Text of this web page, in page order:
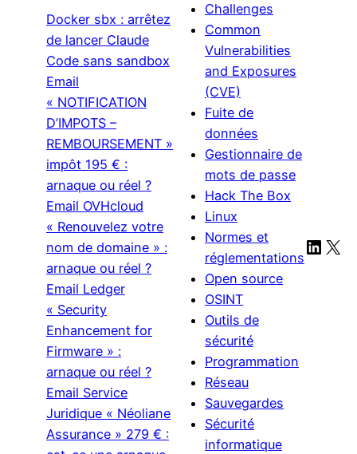
Docker sbx : arrêtez
de lancer Claude
Code sans sandbox
Email
« NOTIFICATION
D’IMPOTS –
REMBOURSEMENT »
impôt 195 € :
arnaque ou réel ?
Email OVHcloud
« Renouvelez votre
nom de domaine » :
arnaque ou réel ?
Email Ledger
« Security
Enhancement for
Firmware » :
arnaque ou réel ?
Email Service
Juridique « Néoliane
Assurance » 279 € :
Challenges
Common
Vulnerabilities
and Exposures
(CVE)
Fuite de
données
Gestionnaire de
mots de passe
Hack The Box
Linux
Normes et
réglementations
Open source
OSINT
Outils de
sécurité
Programmation
Réseau
Sauvegardes
Sécurité
informatique
X